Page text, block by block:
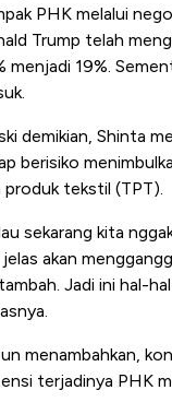
PHK melalui
Trump telah
menjadi 19%.
demikian, Shinta
berisiko
produk tekstil (TPT).
sekarang kita
jelas akan
Jadi ini hal-
menambahkan,
terjadinya PHK